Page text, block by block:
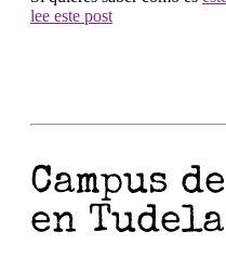
lee este post
Campus
en Tudela